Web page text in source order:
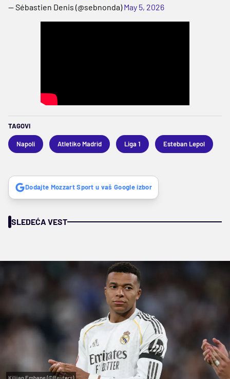
— Sébastien Denis (@sebnonda)May 5, 2026
TAGOVI
Napoli Atletiko Madrid Liga 1 Esteban Lepol
Dodajte Mozzart Sport u vaš Google izbor
SLEDEĆA VEST